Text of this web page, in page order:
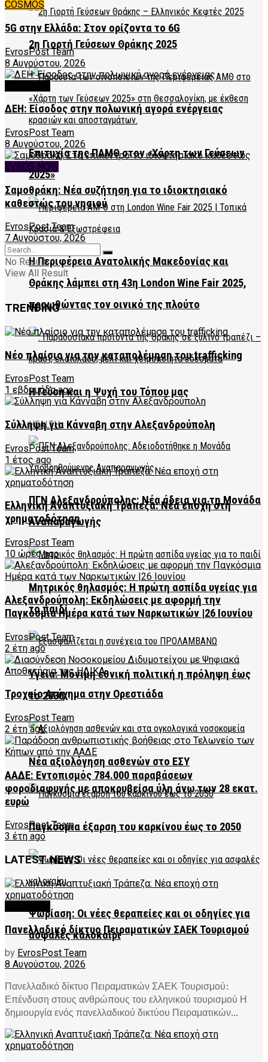
2η Γιορτή Γεύσεων Θράκης 2025
Επιτυχία της ΠΑΜΘ στον «Χάρτη των Γεύσεων
2025»
Η Περιφέρεια Ανατολικής Μακεδονίας και
Θράκης λάμπει στη 43η London Wine Fair 2025,
προωθώντας τον οινικό της πλούτο
Η Γεύση και η Ψυχή του Τόπου μας
HEALTH
ΠΓΝ Αλεξανδρούπολης: Νέα άδεια για τη Μονάδα
Αναπαραγωγής
Μητρικός θηλασμός: Η πρώτη ασπίδα υγείας για
το παιδί
Υγεία: Μόνιμη εθνική πολιτική η πρόληψη έως
το 2030
Νέα αξιολόγηση ασθενών στο ΕΣΥ
Παγκόσμια έξαρση του καρκίνου έως το 2050
Ψωρίαση: Οι νέες θεραπείες και οι οδηγίες για
ασφαλές καλοκαίρι
COSMOS
5G στην Ελλάδα: Στον ορίζοντα το 6G
EvrosPost Team
8 Αυγούστου, 2026
ΔΕΗ: Είσοδος στην πολωνική αγορά ενέργειας
EvrosPost Team
8 Αυγούστου, 2026
EVROS NOW
Σαμοθράκη: Νέα συζήτηση για το ιδιοκτησιακό
καθεστώς του νησιού
EvrosPost Team
7 Αυγούστου, 2026
No Result
View All Result
TRENDING
Νέο πλαίσιο για την καταπολέμηση του trafficking
EvrosPost Team
1 εβδομάδα ago
Σύλληψη για Κάνναβη στην Αλεξανδρούπολη
EvrosPost Team
1 έτος ago
Ελληνική Αναπτυξιακή Τράπεζα: Νέα εποχή στη
χρηματοδότηση
EvrosPost Team
10 ώρες ago
Αλεξανδρούπολη: Εκδηλώσεις με αφορμή την
Παγκόσμια Ημέρα κατά των Ναρκωτικών |26 Ιουνίου
EvrosPost Team
2 έτη ago
Τροχαίο Ατύχημα στην Ορεστιάδα
EvrosPost Team
2 έτη ago
ΑΑΔΕ: Εντοπισμός 784.000 παραβάσεων
φοροδιαφυγής με αποκρυβείσα ύλη άνω των 28 εκατ.
ευρώ
EvrosPost Team
3 έτη ago
LATEST NEWS
Πανελλαδικό δίκτυο Πειραματικών ΣΑΕΚ Τουρισμού
by EvrosPost Team
8 Αυγούστου, 2026
Πανελλαδικό δίκτυο Πειραματικών ΣΑΕΚ Τουρισμού:
Επένδυση στους ανθρώπους του ελληνικού τουρισμού Η
δημιουργία ενός πανελλαδικού δικτύου Πειραματικών...